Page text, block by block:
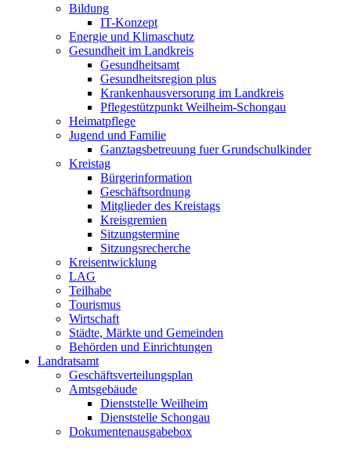
Bildung
IT-Konzept
Energie und Klimaschutz
Gesundheit im Landkreis
Gesundheitsamt
Gesundheitsregion plus
Krankenhausversorung im Landkreis
Pflegestützpunkt Weilheim-Schongau
Heimatpflege
Jugend und Familie
Ganztagsbetreuung fuer Grundschulkinder
Kreistag
Bürgerinformation
Geschäftsordnung
Mitglieder des Kreistags
Kreisgremien
Sitzungstermine
Sitzungsrecherche
Kreisentwicklung
LAG
Teilhabe
Tourismus
Wirtschaft
Städte, Märkte und Gemeinden
Behörden und Einrichtungen
Landratsamt
Geschäftsverteilungsplan
Amtsgebäude
Dienststelle Weilheim
Dienststelle Schongau
Dokumentenausgabebox